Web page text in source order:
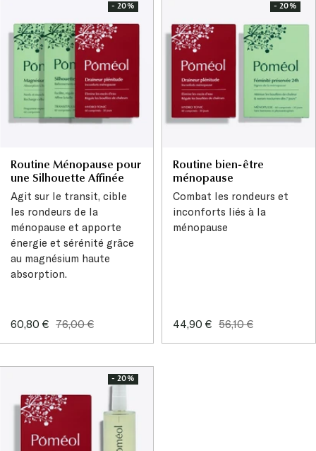
- 20%
Routine Ménopause pour
une Silhouette Affinée
Agit sur le transit, cible
les rondeurs de la
ménopause et apporte
énergie et sérénité grâce
au magnésium haute
absorption.
Prix
60,80 € Prix
76,00 €
- 20%
Routine bien-être
ménopause
Combat les rondeurs et
inconforts liés à la
ménopause
Prix
44,90 € Prix
56,10 €
- 20%